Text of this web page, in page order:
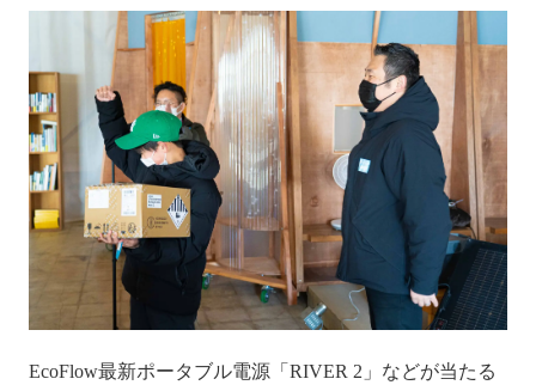
EcoFlow最新ポータブル電源「RIVER 2」などが当たる